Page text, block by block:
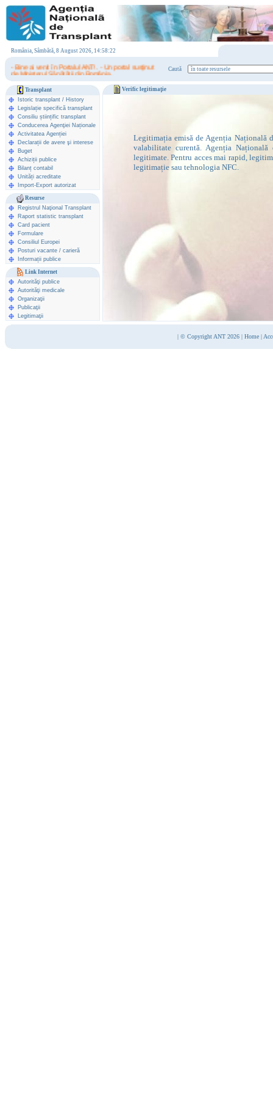
România, Sâmbătă, 8 August 2026, 14:58:22
- Bine ai venit în Portalul ANT! . - Un portal susţinut
de Ministerul Sănătăţii din România.
Caută
Transplant
Istoric transplant / History
Legislație specifică transplant
Consiliu științific transplant
Conducerea Agenţiei Naționale
Activitatea Agenției
Declarații de avere şi interese
Buget
Achiziții publice
Bilanț contabil
Unități acreditate
Import-Export autorizat
Resurse
Registrul Naţional Transplant
Raport statistic transplant
Card pacient
Formulare
Consiliul Europei
Posturi vacante / carieră
Informații publice
Link Internet
Autorităţi publice
Autorităţi medicale
Organizaţii
Publicaţii
Legitimaţii
Verific legitimaţie
Legitimația emisă de Agenția Națională
valabilitate curentă. Agenția
legitimate. Pentru acces mai rapid,
legitimație sau tehnologia NFC.
| © Copyright ANT 2026 | Home |